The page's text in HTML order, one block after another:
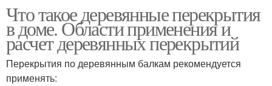
Что такое деревянные перекрытия
в доме. Области применения и
расчет деревянных перекрытий
Перекрытия по деревянным балкам рекомендуется
применять: